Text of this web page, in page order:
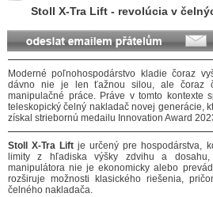
Stoll X-Tra Lift - revolúcia v
Moderné poľnohospodárstvo kladie čoraz
dávno nie je len ťažnou silou, ale čoraz
manipulačné práce. Práve v tomto kontexte
teleskopický čelný nakladač novej generácie,
získal striebornú medailu Innovation Award
Stoll X-Tra Lift je určený pre hospodárstva,
limity z hľadiska výšky zdvihu a dosahu,
manipulátora nie je ekonomicky alebo
rozširuje možnosti klasického riešenia,
čelného nakladača.